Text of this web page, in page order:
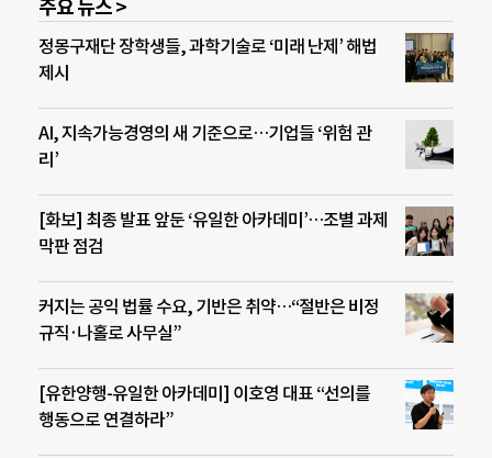
주요 뉴스 >
정몽구재단 장학생들, 과학기술로 ‘미래 난제’ 해법
제시
AI, 지속가능경영의 새 기준으로…기업들 ‘위험 관
리’
[화보] 최종 발표 앞둔 ‘유일한 아카데미’…조별 과제
막판 점검
커지는 공익 법률 수요, 기반은 취약…“절반은 비정
규직·나홀로 사무실”
[유한양행-유일한 아카데미] 이호영 대표 “선의를
행동으로 연결하라”